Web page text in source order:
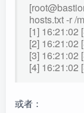
hosts.txt -r /
[1] 16:21:02
[2] 16:21:02
[3] 16:21:02
[4] 16:21:02
或者：